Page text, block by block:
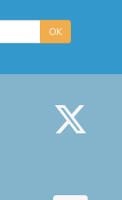
OK